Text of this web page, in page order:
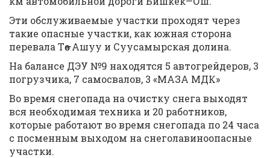
Эти обслуживаемые участки проходят через
такие опасные участки, как южная сторона
перевала Төө—Ашуу и Суусамырская долина.
На балансе ДЭУ №9 находятся 5 автогрейдеров, 3
погрузчика, 7 самосвалов, 3 «МАЗА МДК»
Во время снегопада на очистку снега выходят
вся необходимая техника и 20 работников,
которые работают во время снегопада по 24 часа
с посменным выходом на снеголавиноопасные
участки.